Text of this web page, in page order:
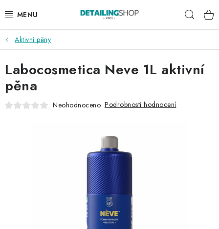
na
AKCE
NOVINKY
EXTERIÉR
DÁRKOVÉ SADY A POUKAZY
Aktivní pěny
Labocosmetica Neve 1L aktivní
pěna
Neohodnoceno Podrobnosti hodnocení